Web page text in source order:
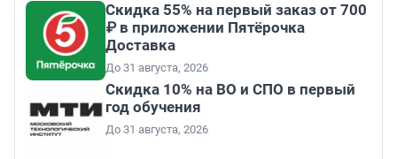
Скидка 55% на первый заказ от 700
₽ в приложении Пятёрочка
Доставка
До 31 августа, 2026
Скидка 10% на ВО и СПО в первый
год обучения
До 31 августа, 2026